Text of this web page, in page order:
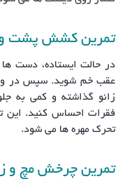
تمرین کشش پشت و
در حالت ایستاده، دست
عقب خم شوید. سپس در
زانو گذاشته و کمی به
فقرات احساس کنید. این
تحرک مهره ها می شود.
تمرین چرخش مچ و